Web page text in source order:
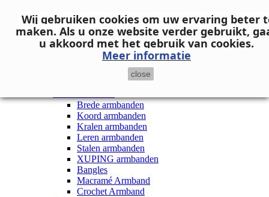
Inloggen
shopping_cart Winkelwagen (0)
Brede armbanden
Koord armbanden
Kralen armbanden
Leren armbanden
Stalen armbanden
XUPING armbanden
Bangles
Macramé Armband
Crochet Armband
Wij gebruiken cookies om uw ervaring beter
maken. Als u onze website verder gebruikt,
u akkoord met het gebruik van cookies.
Meer informatie
close